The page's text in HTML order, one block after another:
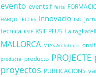
evento eventsif feria
HARQUITECTES innovacio ISO
tecnica KSIF KSIF PLUS La
MALLORCA MIAS Architects onsif
producte producto PROJECTE
proyectos PUBLICACIONS